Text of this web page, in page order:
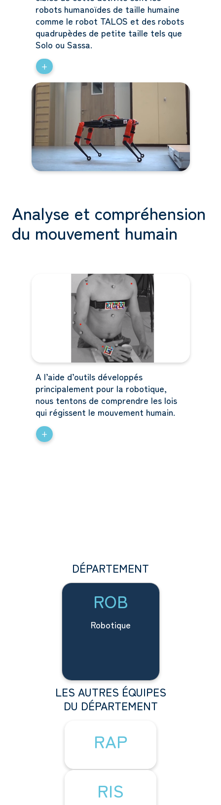
robots humanoïdes de taille humaine
comme le robot TALOS et des robots
quadrupèdes de petite taille tels que
Solo ou Sassa.
+
Analyse et compréhension
du mouvement humain
A l’aide d’outils développés
principalement pour la robotique,
nous tentons de comprendre les lois
qui régissent le mouvement humain.
+
DÉPARTEMENT
ROB
Robotique
LES AUTRES ÉQUIPES
DU DÉPARTEMENT
RAP
RIS